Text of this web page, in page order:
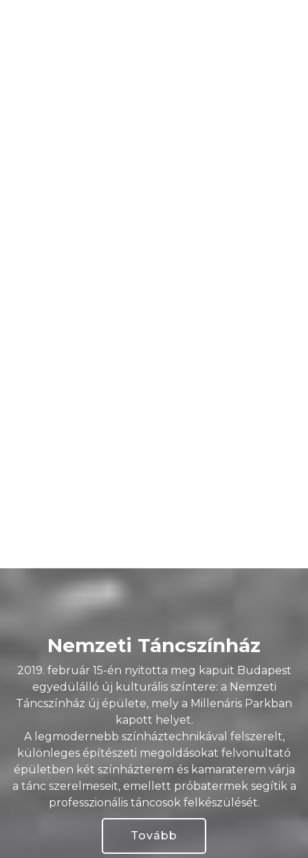
Nemzeti Táncszínház
2019. február 15-én nyitotta meg kapuit Budapest
egyedülálló új kulturális színtere: a Nemzeti
Táncszínház új épülete, mely a Millenáris Parkban
kapott helyet.
A legmodernebb színháztechnikával felszerelt,
különleges építészeti megoldásokat felvonultató
épületben két színházterem és kamaraterem várja
a tánc szerelmeseit, emellett próbatermek segítik a
professzionális táncosok felkészülését.
Tovább